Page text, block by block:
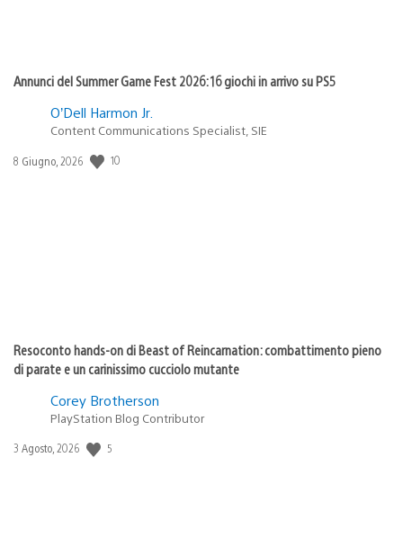
Annunci del Summer Game Fest 2026: 16 giochi in arrivo su PS5
O’Dell Harmon Jr.
Content Communications Specialist, SIE
Data
8 Giugno, 2026 10
Resoconto hands-on di Beast of Reincarnation: combattimento pieno
di parate e un carinissimo cucciolo mutante
Corey Brotherson
PlayStation Blog Contributor
Data
3 Agosto, 2026 5